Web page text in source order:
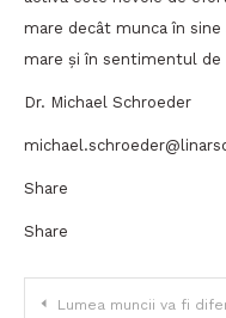
mare decât munca în
mare și în sentimentul de
Dr. Michael Schroeder
Share
Share
Navigare
Lumea muncii va fi